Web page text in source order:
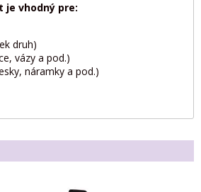
je vhodný pre:
druh)
vázy a pod.)
náramky a pod.)